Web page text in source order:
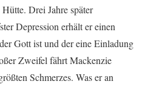
Drei Jahre später
Depression erhält er einen
Gott ist und der eine Einladung
Zweifel fährt Mackenzie
Schmerzes. Was er an